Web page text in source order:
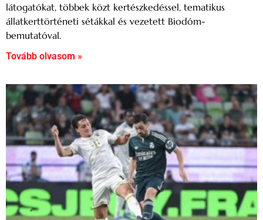
látogatókat, többek közt kertészkedéssel, tematikus
állatkerttörténeti sétákkal és vezetett Biodóm-
bemutatóval.
Tovább olvasom »